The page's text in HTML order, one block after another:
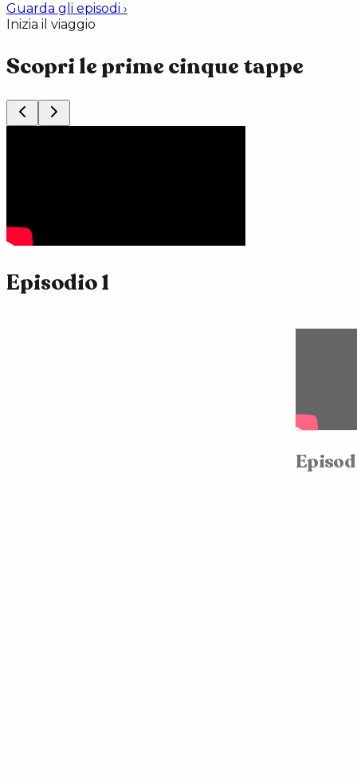
Guarda gli episodi ›
Inizia il viaggio
Scopri le prime cinque tappe
Episodio 1